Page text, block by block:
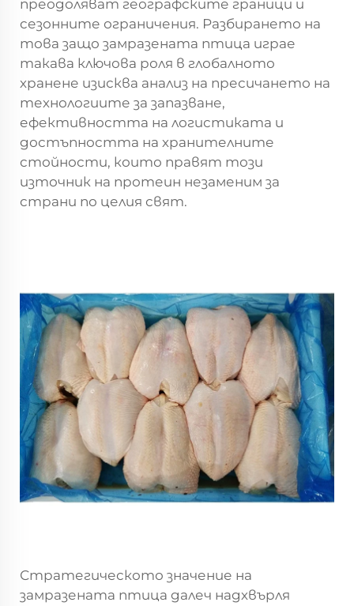
преодоляват географските граници и
сезонните ограничения. Разбирането на
това защо замразената птица играе
такава ключова роля в глобалното
хранене изисква анализ на пресичането на
технологиите за запазване,
ефективността на логистиката и
достъпността на хранителните
стойности, които правят този
източник на протеин незаменим за
страни по целия свят.
Стратегическото значение на
замразената птица далеч надхвърля